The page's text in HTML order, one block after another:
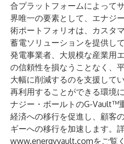
合プラットフォームによって
界唯一の要素として、エナジ
術ポートフォリオは、カスタ
蓄電ソリューションを提供し
発電事業者、大規模な産業用
の信頼性を損なうことなく、
大幅に削減するのを支援して
再利用することができる環境
ナジー・ボールトのG-Vault™
経済への移行を促進し、顧客
ギーへの移行を加速します。詳
www.energyvault.comをご覧